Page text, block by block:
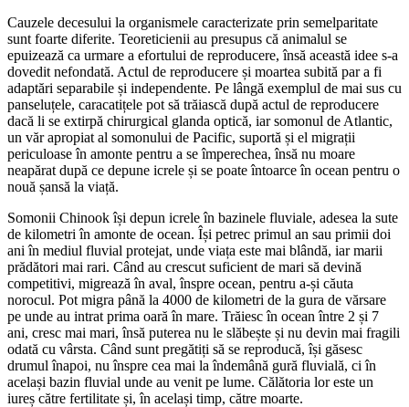
Cauzele decesului la organismele caracterizate prin semelparitate
sunt foarte diferite. Teoreticienii au presupus că animalul se
epuizează ca urmare a efortului de reproducere, însă această idee s-a
dovedit nefondată. Actul de reproducere și moartea subită par a fi
adaptări separabile și independente. Pe lângă exemplul de mai sus cu
panseluțele, caracatițele pot să trăiască după actul de reproducere
dacă li se extirpă chirurgical glanda optică, iar somonul de Atlantic,
un văr apropiat al somonului de Pacific, suportă și el migrații
periculoase în amonte pentru a se împerechea, însă nu moare
neapărat după ce depune icrele și se poate întoarce în ocean pentru o
nouă șansă la viață.
Somonii Chinook își depun icrele în bazinele fluviale, adesea la sute
de kilometri în amonte de ocean. Își petrec primul an sau primii doi
ani în mediul fluvial protejat, unde viața este mai blândă, iar marii
prădători mai rari. Când au crescut suficient de mari să devină
competitivi, migrează în aval, înspre ocean, pentru a-și căuta
norocul. Pot migra până la 4000 de kilometri de la gura de vărsare
pe unde au intrat prima oară în mare. Trăiesc în ocean între 2 și 7
ani, cresc mai mari, însă puterea nu le slăbește și nu devin mai fragili
odată cu vârsta. Când sunt pregătiți să se reproducă, își găsesc
drumul înapoi, nu înspre cea mai la îndemână gură fluvială, ci în
același bazin fluvial unde au venit pe lume. Călătoria lor este un
iureș către fertilitate și, în același timp, către moarte.